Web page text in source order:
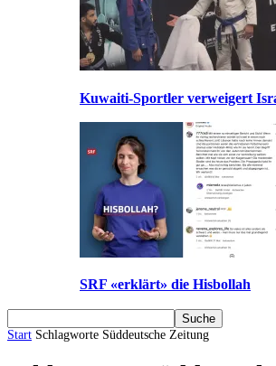
Kuwaiti-Sportler verweigert
SRF «erklärt» die Hisbollah
Start Schlagworte Süddeutsche Zeitung